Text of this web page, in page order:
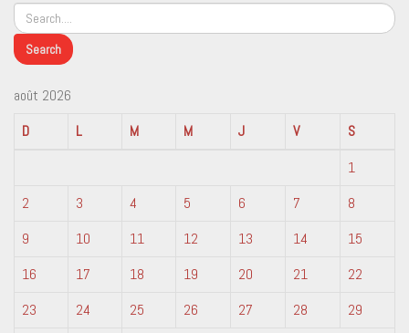
août 2026
D
L M M J V
S
1
2
3 4 5 6 7
8
9
10 11 12 13 14
15
16
17 18 19 20 21
22
23
24 25 26 27 28
29